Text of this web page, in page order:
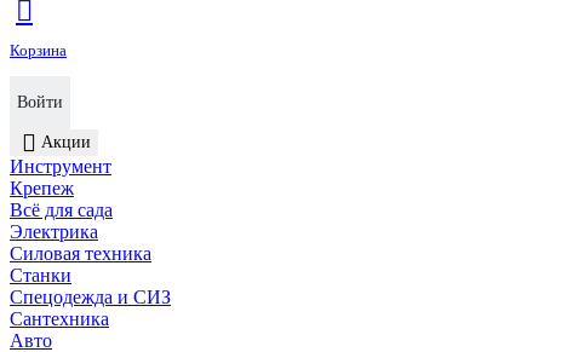
Корзина
Войти
Акции
Инструмент
Крепеж
Всё для сада
Электрика
Силовая техника
Станки
Спецодежда и СИЗ
Сантехника
Авто